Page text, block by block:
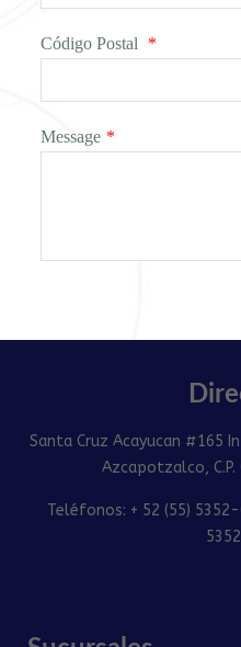
Código Postal *
Message *
Santa Cruz Acayucan #165
Azcapotzalco, C.P.
Teléfonos: + 52 (55)